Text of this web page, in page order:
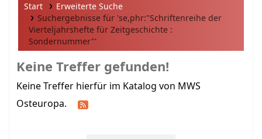
Start
Erweiterte Suche
Suchergebnisse für 'se,phr:"Schriftenreihe der
Vierteljahrshefte für Zeitgeschichte :
Sondernummer"'
Keine Treffer gefunden!
Keine Treffer hierfür im Katalog von MWS
Osteuropa.